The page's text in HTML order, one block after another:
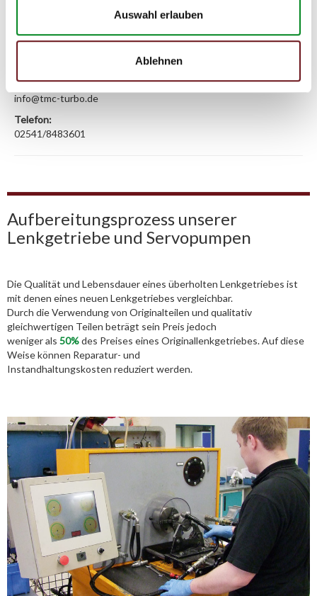
Auswahl erlauben
Ablehnen
Am Wasserturm 55, Coesfeld, NRW, 48653, DE
E-Mail:
info@tmc-turbo.de
Telefon:
02541/8483601
Aufbereitungsprozess unserer
Lenkgetriebe und Servopumpen
Die Qualität und Lebensdauer eines überholten Lenkgetriebes ist
mit denen eines neuen Lenkgetriebes vergleichbar.
Durch die Verwendung von Originalteilen und qualitativ
gleichwertigen Teilen beträgt sein Preis jedoch
weniger als 50%des Preises eines Originallenkgetriebes. Auf diese
Weise können Reparatur- und
Instandhaltungskosten reduziert werden.